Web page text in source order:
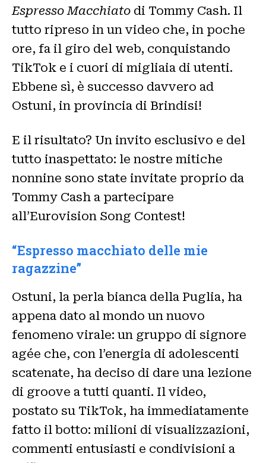
Espresso Macchiato di Tommy Cash. Il
tutto ripreso in un video che, in poche
ore, fa il giro del web, conquistando
TikTok e i cuori di migliaia di utenti.
Ebbene sì, è successo davvero ad
Ostuni, in provincia di Brindisi!
E il risultato? Un invito esclusivo e del
tutto inaspettato: le nostre mitiche
nonnine sono state invitate proprio da
Tommy Cash a partecipare
all’Eurovision Song Contest!
“Espresso macchiato delle mie
ragazzine”
Ostuni, la perla bianca della Puglia, ha
appena dato al mondo un nuovo
fenomeno virale: un gruppo di signore
agée che, con l’energia di adolescenti
scatenate, ha deciso di dare una lezione
di groove a tutti quanti. Il video,
postato su TikTok, ha immediatamente
fatto il botto: milioni di visualizzazioni,
commenti entusiasti e condivisioni a